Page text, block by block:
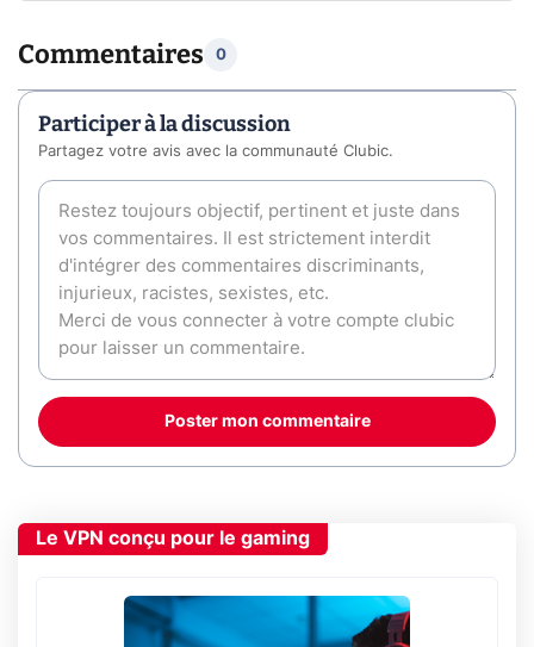
Commentaires 0
Participer à la discussion
Partagez votre avis avec la communauté Clubic.
Poster mon commentaire
Le VPN conçu pour le gaming